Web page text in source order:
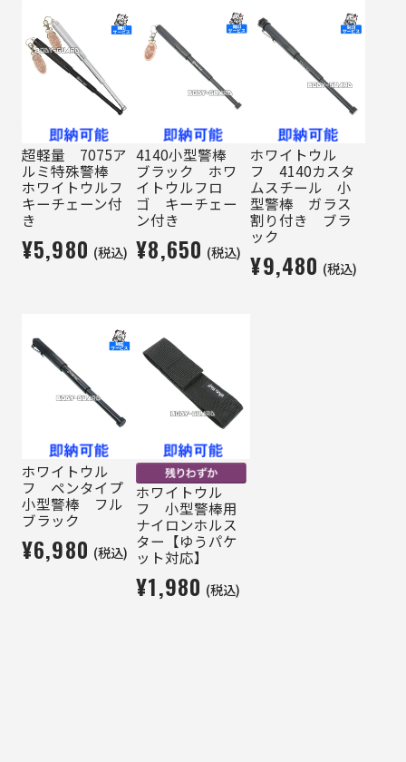
超軽量 7075ア
ルミ特殊警棒
ホワイトウルフ
キーチェーン付
き
¥5,980 (税込)
4140小型警棒
ブラック ホワ
イトウルフロ
ゴ キーチェー
ン付き
¥8,650 (税込)
ホワイトウル
フ 4140カスタ
ムスチール 小
型警棒 ガラス
割り付き ブラ
ック
¥9,480 (税込)
ホワイトウル
フ ペンタイプ
小型警棒 フル
ブラック
¥6,980 (税込)
ホワイトウル
フ 小型警棒用
ナイロンホルス
ター【ゆうパケ
ット対応】
¥1,980 (税込)